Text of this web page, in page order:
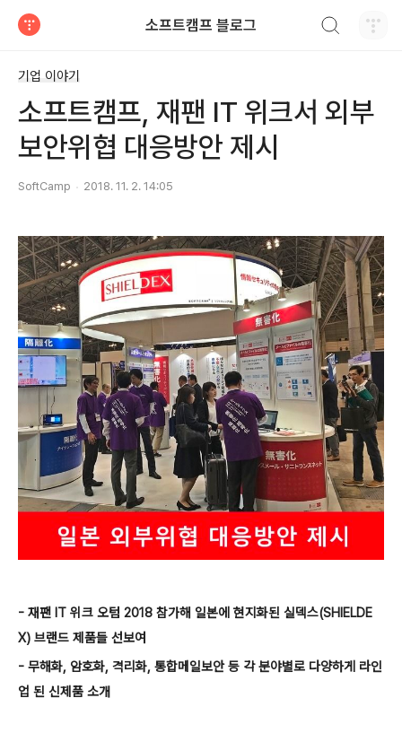
소프트캠프 블로그
기업 이야기
소프트캠프, 재팬 IT 위크서 외부
보안위협 대응방안 제시
SoftCamp 2018. 11. 2. 14:05
- 재팬 IT 위크 오텀 2018 참가해 일본에 현지화된 실덱스(SHIELDE
X) 브랜드 제품들 선보여
- 무해화, 암호화, 격리화, 통합메일보안 등 각 분야별로 다양하게 라인
업 된 신제품 소개